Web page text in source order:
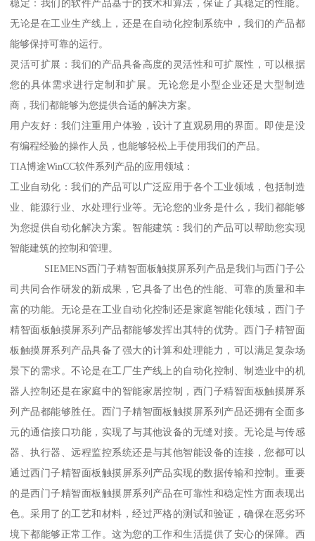
稳定：我们的软件产品基于的技术和算法，保证了其稳定的性能。
无论是在工业生产线上，还是在自动化控制系统中，我们的产品都
能够保持可靠的运行。
灵活可扩展：我们的产品具备高度的灵活性和可扩展性，可以根据
您的具体需求进行定制和扩展。无论您是小型企业还是大型制造
商，我们都能够为您提供合适的解决方案。
用户友好：我们注重用户体验，设计了直观易用的界面。即使是没
有编程经验的操作人员，也能够轻松上手使用我们的产品。
TIA博途WinCC软件系列产品的应用领域：
工业自动化：我们的产品可以广泛应用于各个工业领域，包括制造
业、能源行业、水处理行业等。无论您的业务是什么，我们都能够
为您提供自动化解决方案。智能建筑：我们的产品可以帮助您实现
智能建筑的控制和管理。
SIEMENS西门子精智面板触摸屏系列产品是我们与西门子公
司共同合作研发的新成果，它具备了出色的性能、可靠的质量和丰
富的功能。无论是在工业自动化控制还是家庭智能化领域，西门子
精智面板触摸屏系列产品都能够发挥出其特的优势。西门子精智面
板触摸屏系列产品具备了强大的计算和处理能力，可以满足复杂场
景下的需求。不论是在工厂生产线上的自动化控制、制造业中的机
器人控制还是在家庭中的智能家居控制，西门子精智面板触摸屏系
列产品都能够胜任。西门子精智面板触摸屏系列产品还拥有全面多
元的通信接口功能，实现了与其他设备的无缝对接。无论是与传感
器、执行器、远程监控系统还是与其他智能设备的连接，您都可以
通过西门子精智面板触摸屏系列产品实现的数据传输和控制。重要
的是西门子精智面板触摸屏系列产品在可靠性和稳定性方面表现出
色。采用了的工艺和材料，经过严格的测试和验证，确保在恶劣环
境下都能够正常工作。这为您的工作和生活提供了安心的保障。西